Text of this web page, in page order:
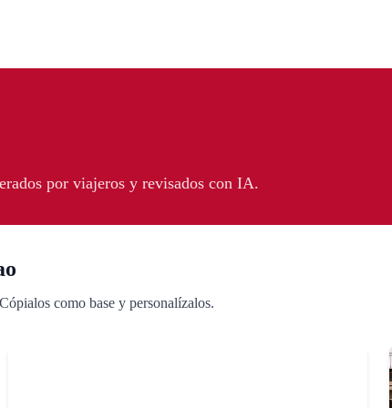
por viajeros y revisados con IA.
como base y personalízalos.